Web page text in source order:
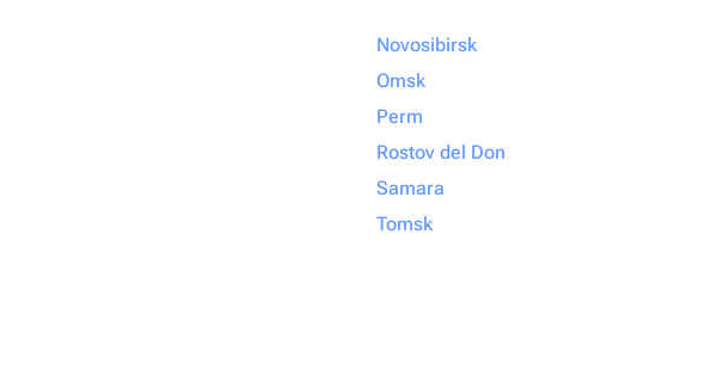
Novosibirsk
Omsk
Perm
Rostov del Don
Samara
Tomsk